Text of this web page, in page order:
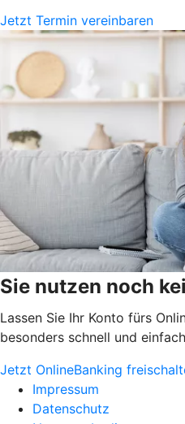
Jetzt Termin vereinbaren
Sie nutzen noch
Lassen Sie Ihr Konto fürs
besonders schnell und
Jetzt OnlineBanking
Impressum
Datenschutz